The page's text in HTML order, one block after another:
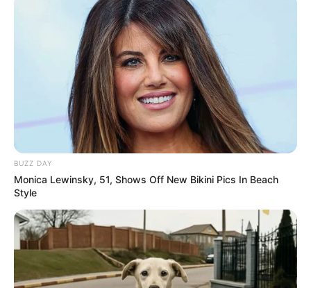
BUZZ DAY
Monica Lewinsky, 51, Shows Off New Bikini Pics In Beach
Style